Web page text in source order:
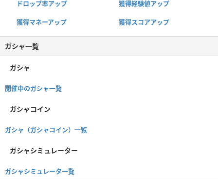
ドロップ率アップ 獲得経験値アップ
獲得マネーアップ 獲得スコアアップ
ガシャ一覧
ガシャ
開催中のガシャ一覧
ガシャコイン
ガシャ（ガシャコイン）一覧
ガシャシミュレーター
ガシャシミュレータ一覧